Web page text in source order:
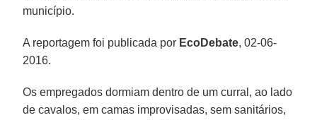
município.
A reportagem foi publicada por EcoDebate, 02-06-
2016.
Os empregados dormiam dentro de um curral, ao lado
de cavalos, em camas improvisadas, sem sanitários,